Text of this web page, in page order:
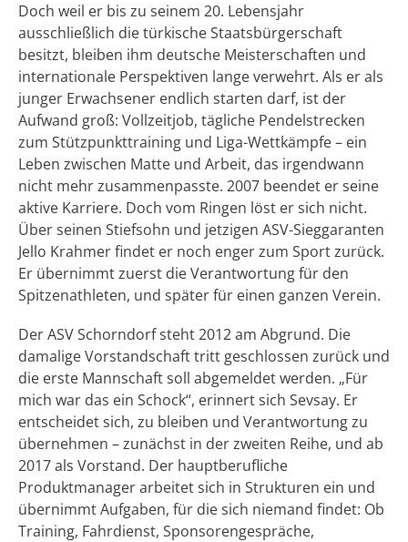
Doch weil er bis zu seinem 20. Lebensjahr
ausschließlich die türkische Staatsbürgerschaft
besitzt, bleiben ihm deutsche Meisterschaften und
internationale Perspektiven lange verwehrt. Als er als
junger Erwachsener endlich starten darf, ist der
Aufwand groß: Vollzeitjob, tägliche Pendelstrecken
zum Stützpunkttraining und Liga-Wettkämpfe – ein
Leben zwischen Matte und Arbeit, das irgendwann
nicht mehr zusammenpasste. 2007 beendet er seine
aktive Karriere. Doch vom Ringen löst er sich nicht.
Über seinen Stiefsohn und jetzigen ASV-Sieggaranten
Jello Krahmer findet er noch enger zum Sport zurück.
Er übernimmt zuerst die Verantwortung für den
Spitzenathleten, und später für einen ganzen Verein.
Der ASV Schorndorf steht 2012 am Abgrund. Die
damalige Vorstandschaft tritt geschlossen zurück und
die erste Mannschaft soll abgemeldet werden. „Für
mich war das ein Schock“, erinnert sich Sevsay. Er
entscheidet sich, zu bleiben und Verantwortung zu
übernehmen – zunächst in der zweiten Reihe, und ab
2017 als Vorstand. Der hauptberufliche
Produktmanager arbeitet sich in Strukturen ein und
übernimmt Aufgaben, für die sich niemand findet: Ob
Training, Fahrdienst, Sponsorengespräche,